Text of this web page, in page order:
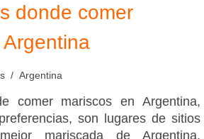
donde comer
Argentina
comer mariscos en Argentina,
son lugares de sitios
mariscada de Argentina,